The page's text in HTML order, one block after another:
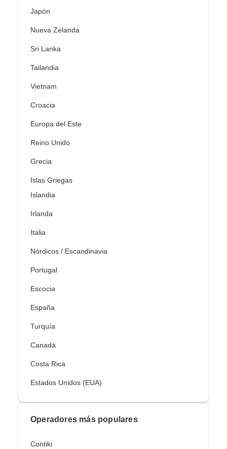
Japón
Nueva Zelanda
Sri Lanka
Tailandia
Vietnam
Croacia
Europa del Este
Reino Unido
Grecia
Islas Griegas
Islandia
Irlanda
Italia
Nórdicos / Escandinavia
Portugal
Escocia
España
Turquía
Canadá
Costa Rica
Estados Unidos (EUA)
Operadores más populares
Contiki